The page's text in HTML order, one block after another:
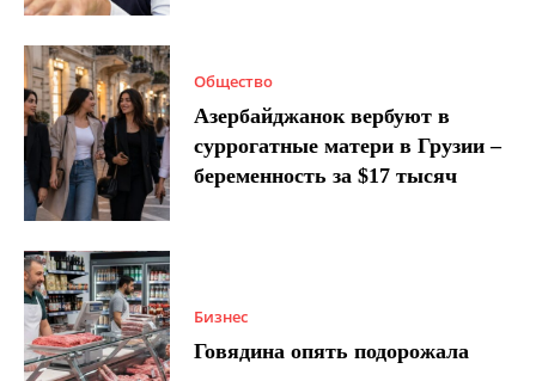
Общество
Азербайджанок вербуют в
суррогатные матери в Грузии –
беременность за $17 тысяч
Бизнес
Говядина опять подорожала